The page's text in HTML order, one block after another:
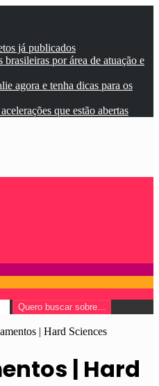
já publicados
brasileiras por área de atuação e
agora e tenha dicas para os
que estão abertas
Quero buscar sobre...
| Hard Sciences
| Hard